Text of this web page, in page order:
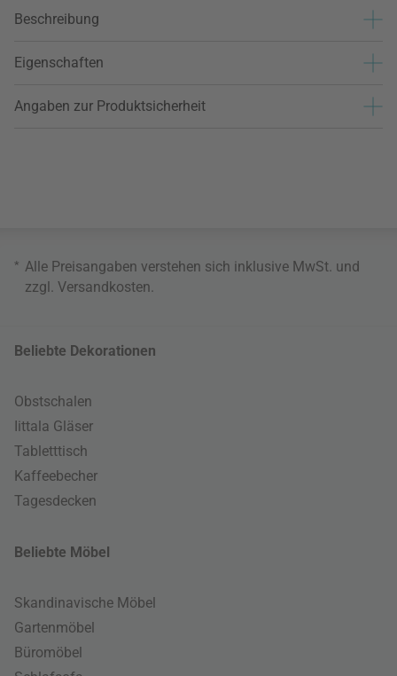
Beschreibung
Eigenschaften
Angaben zur Produktsicherheit
* Alle Preisangaben verstehen sich inklusive MwSt. und
zzgl. Versandkosten
Beliebte Dekorationen
Obstschalen
Iittala Gläser
Tabletttisch
Kaffeebecher
Tagesdecken
Beliebte Möbel
Skandinavische Möbel
Gartenmöbel
Büromöbel